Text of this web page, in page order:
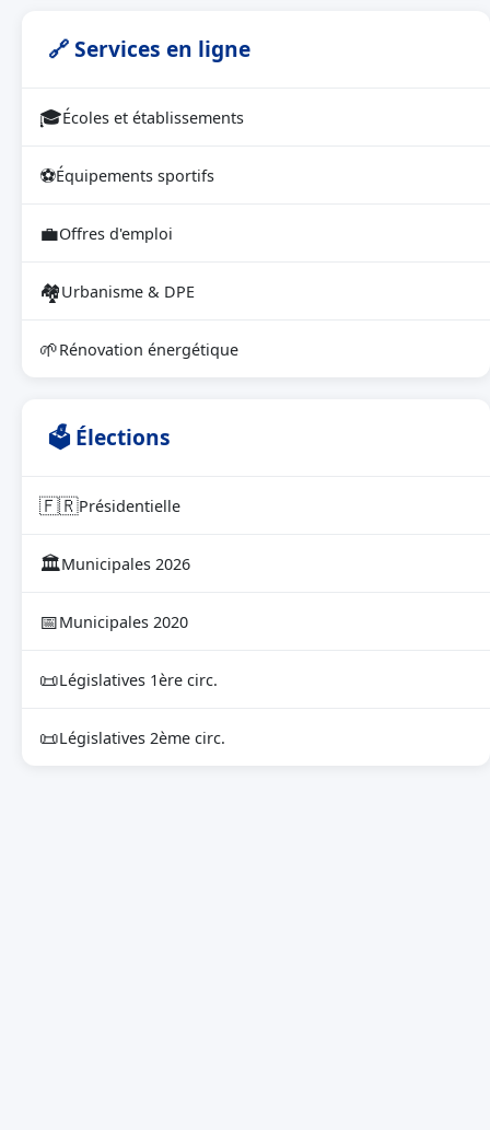
🔗 Services en ligne
🎓Écoles et établissements
⚽Équipements sportifs
💼Offres d'emploi
🏘Urbanisme & DPE
🌱Rénovation énergétique
🗳 Élections
🇫🇷Présidentielle
🏛Municipales 2026
📅Municipales 2020
📜Législatives 1ère circ.
📜Législatives 2ème circ.